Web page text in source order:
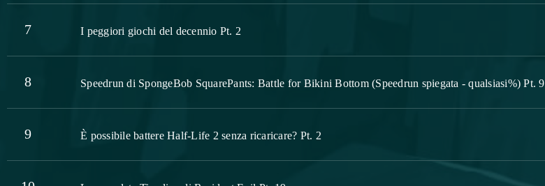
7 I peggiori giochi del decennio Pt. 2
8 Speedrun di SpongeBob SquarePants: Battle for Bikini Bottom (Speedrun spiegata - qualsiasi%) Pt. 9
9 È possibile battere Half-Life 2 senza ricaricare? Pt. 2